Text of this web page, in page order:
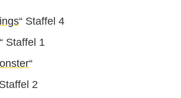
“ Staffel 4
“ Staffel 1
“
2